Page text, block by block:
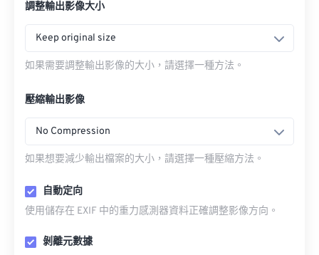
調整輸出影像大小
Keep original size
如果需要調整輸出影像的大小，請選擇一種方法。
壓縮輸出影像
No Compression
如果想要減少輸出檔案的大小，請選擇一種壓縮方法。
自動定向
使用儲存在 EXIF 中的重力感測器資料正確調整影像方向。
剝離元數據